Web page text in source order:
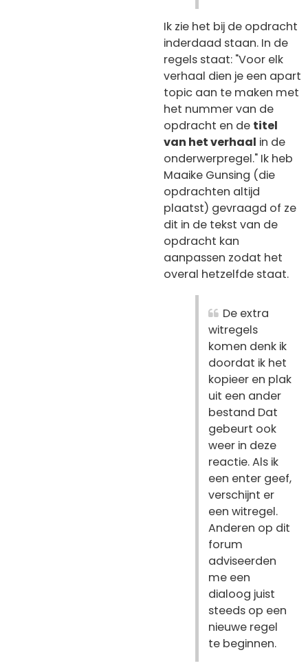
Ik zie het bij de opdracht
inderdaad staan. In de
regels staat: "Voor elk
verhaal dien je een apart
topic aan te maken met
het nummer van de
opdracht en de titel
van het verhaal in de
onderwerpregel." Ik heb
Maaike Gunsing (die
opdrachten altijd
plaatst) gevraagd of ze
dit in de tekst van de
opdracht kan
aanpassen zodat het
overal hetzelfde staat.
De extra
witregels
komen denk ik
doordat ik het
kopieer en plak
uit een ander
bestand Dat
gebeurt ook
weer in deze
reactie. Als ik
een enter geef,
verschijnt er
een witregel.
Anderen op dit
forum
adviseerden
me een
dialoog juist
steeds op een
nieuwe regel
te beginnen.